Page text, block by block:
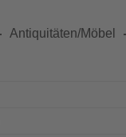
Antiquitäten/Möbel